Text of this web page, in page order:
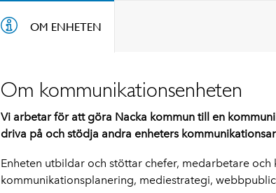
OM ENHETEN
Om kommunikationsenheten
Vi arbetar för att göra Nacka kommun till en
driva på och stödja andra enheters
Enheten utbildar och stöttar chefer, medarbetare
kommunikationsplanering, mediestrategi,